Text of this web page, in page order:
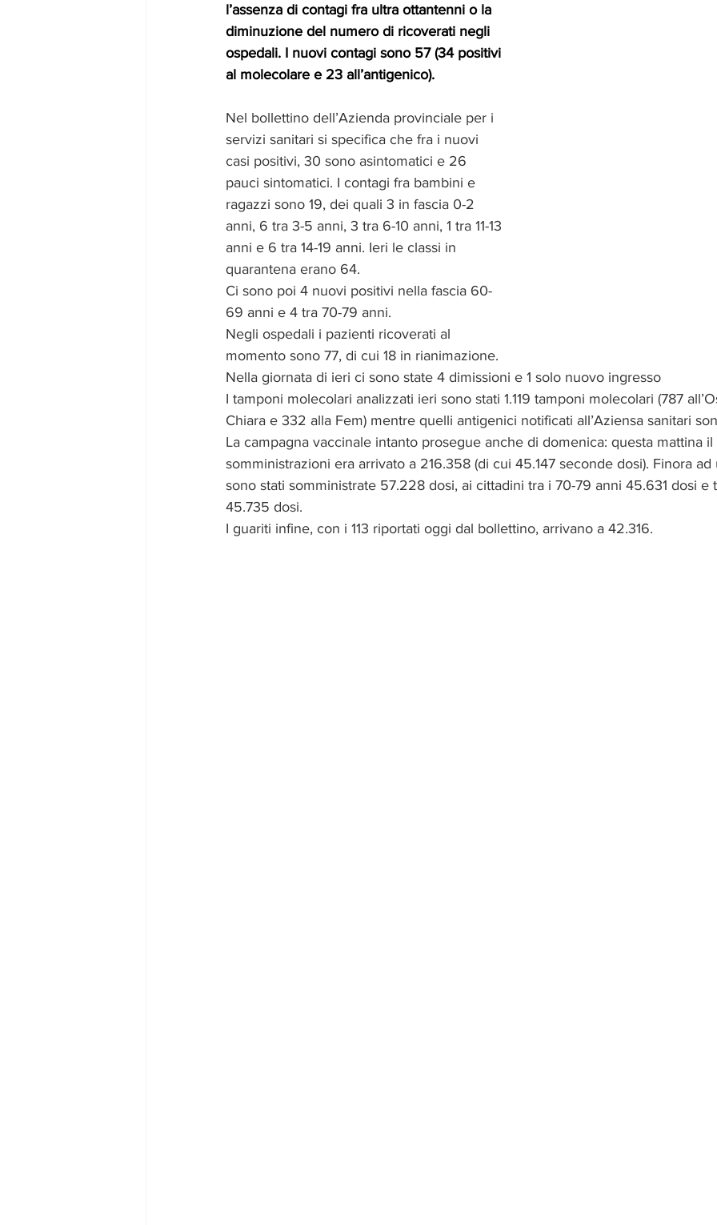
l’assenza di contagi fra ultra ottantenni o la
diminuzione del numero di ricoverati negli
ospedali. I nuovi contagi sono 57 (34 positivi
al molecolare e 23 all’antigenico).
Nel bollettino dell’Azienda provinciale per i
servizi sanitari si specifica che fra i nuovi
casi positivi, 30 sono asintomatici e 26
pauci sintomatici. I contagi fra bambini e
ragazzi sono 19, dei quali 3 in fascia 0-2
anni, 6 tra 3-5 anni, 3 tra 6-10 anni, 1 tra 11-13
anni e 6 tra 14-19 anni. Ieri le classi in
quarantena erano 64.
Ci sono poi 4 nuovi positivi nella fascia 60-
69 anni e 4 tra 70-79 anni.
Negli ospedali i pazienti ricoverati al
momento sono 77, di cui 18 in rianimazione.
Nella giornata di ieri ci sono state 4 dimissioni e 1 solo nuovo ingresso
I tamponi molecolari analizzati ieri sono stati 1.119 tamponi molecolari (787
Chiara e 332 alla Fem) mentre quelli antigenici notificati all’Aziensa sanitari
La campagna vaccinale intanto prosegue anche di domenica: questa mattina
somministrazioni era arrivato a 216.358 (di cui 45.147 seconde dosi). Finora
sono stati somministrate 57.228 dosi, ai cittadini tra i 70-79 anni 45.631 dosi
45.735 dosi.
I guariti infine, con i 113 riportati oggi dal bollettino, arrivano a 42.316.